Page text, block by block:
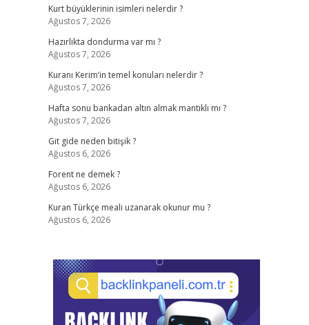
Kurt büyüklerinin isimleri nelerdir ?
Ağustos 7, 2026
Hazırlıkta dondurma var mı ?
Ağustos 7, 2026
Kuranı Kerim’in temel konuları nelerdir ?
Ağustos 7, 2026
Hafta sonu bankadan altın almak mantıklı mı ?
Ağustos 7, 2026
Git gide neden bitişik ?
Ağustos 6, 2026
Forent ne demek ?
Ağustos 6, 2026
Kuran Türkçe meali uzanarak okunur mu ?
Ağustos 6, 2026